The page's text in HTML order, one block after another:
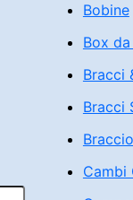
Bobine
Box
Bracci
Bracci
Cambi